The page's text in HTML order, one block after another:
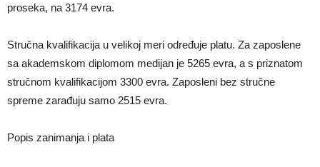
proseka, na 3174 evra.
Stručna kvalifikacija u velikoj meri određuje platu. Za zaposlene
sa akademskom diplomom medijan je 5265 evra, a s priznatom
stručnom kvalifikacijom 3300 evra. Zaposleni bez stručne
spreme zarađuju samo 2515 evra.
Popis zanimanja i plata